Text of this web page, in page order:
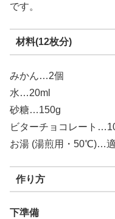
です。
材料(12枚分)
みかん…2個
水…20ml
砂糖…150g
ビターチョコレート
お湯 (湯煎用・50℃)…
作り方
下準備